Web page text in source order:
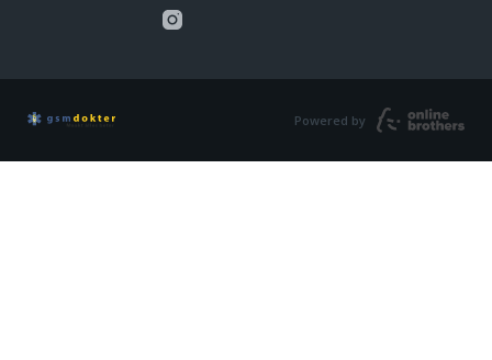
Powered by